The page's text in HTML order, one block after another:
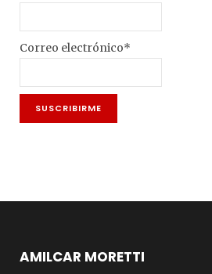
Correo electrónico*
AMILCAR MORETTI